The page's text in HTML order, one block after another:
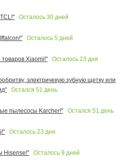
Осталось 30 дней
Осталось 5 дней
Xiaomi!"
Осталось 23 дня
электричекую зубную щетку или
Остался 51 день
пылесосы Karcher!"
Остался 51 день
Осталось 23 дня
Hisense!"
Осталось 9 дней